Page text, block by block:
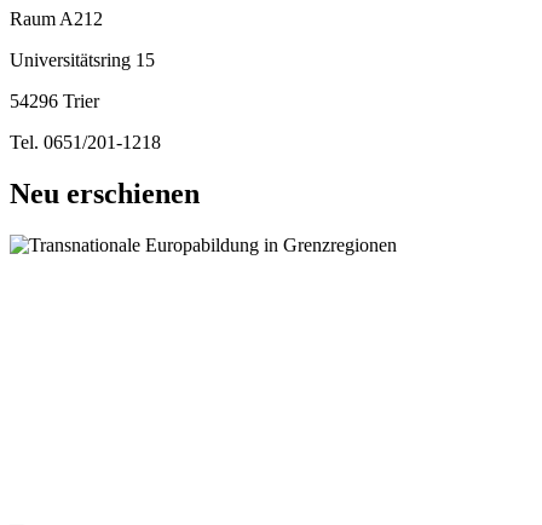
Raum A212
Universitätsring 15
54296 Trier
Tel. 0651/201-1218
Neu erschienen